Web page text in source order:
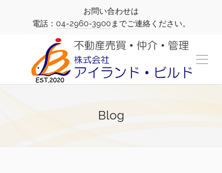
お問い合わせは
電話： 04-2960-3900 までご連絡ください。
Blog